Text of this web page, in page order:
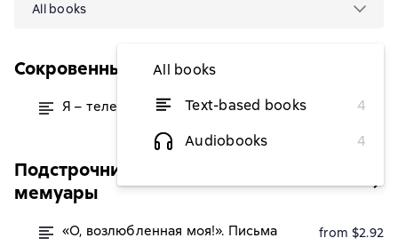
All books
All books
Text-based books
4
Audiobooks
4
Сокровенные мемуары
Я – телепат Сталина from $3.77
Подстрочник истории. Уникальные
мемуары
«О, возлюбленная моя!». Письма
from $2.92